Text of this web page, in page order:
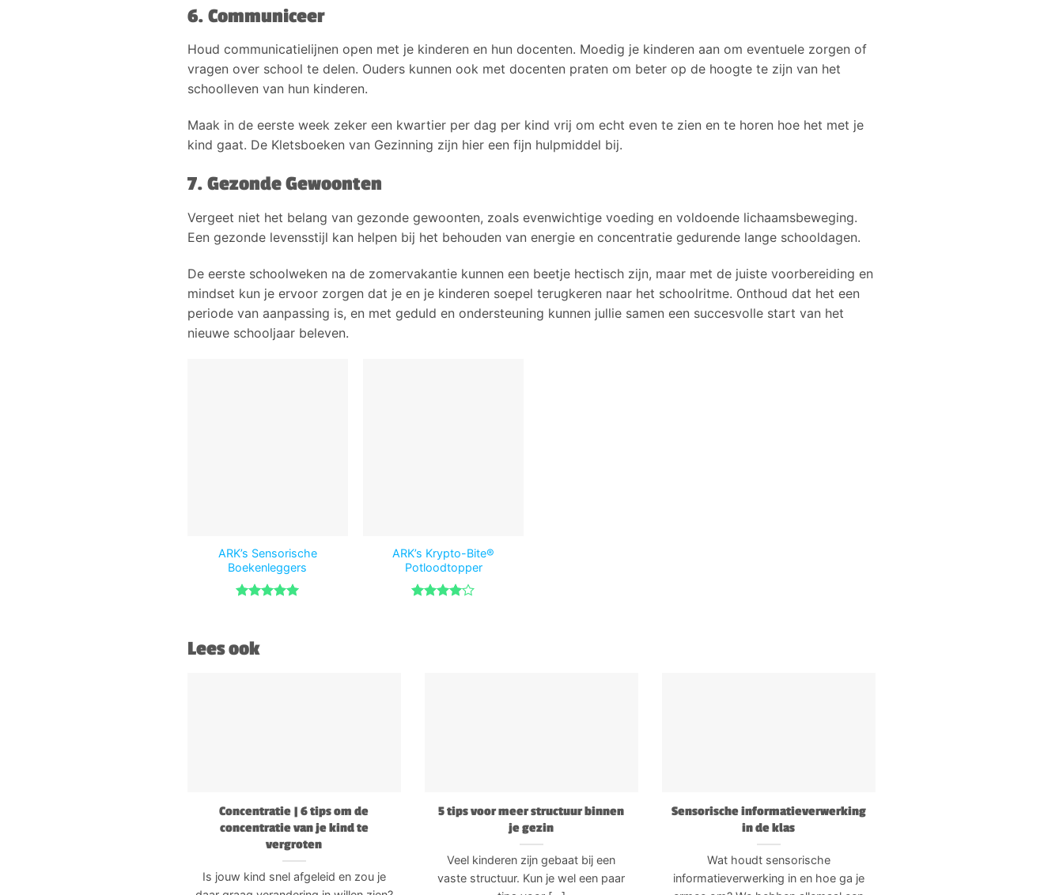
6. Communiceer
Houd communicatielijnen open met je kinderen en hun docenten. Moedig je kinderen aan om eventuele zorgen of
vragen over school te delen. Ouders kunnen ook met docenten praten om beter op de hoogte te zijn van het
schoolleven van hun kinderen.
Maak in de eerste week zeker een kwartier per dag per kind vrij om echt even te zien en te horen hoe het met je
kind gaat. De Kletsboeken van Gezinning zijn hier een fijn hulpmiddel bij.
7. Gezonde Gewoonten
Vergeet niet het belang van gezonde gewoonten, zoals evenwichtige voeding en voldoende lichaamsbeweging.
Een gezonde levensstijl kan helpen bij het behouden van energie en concentratie gedurende lange schooldagen.
De eerste schoolweken na de zomervakantie kunnen een beetje hectisch zijn, maar met de juiste voorbereiding en
mindset kun je ervoor zorgen dat je en je kinderen soepel terugkeren naar het schoolritme. Onthoud dat het een
periode van aanpassing is, en met geduld en ondersteuning kunnen jullie samen een succesvolle start van het
nieuwe schooljaar beleven.
ARK’s Sensorische
Boekenleggers
ARK’s Krypto-Bite®
Potloodtopper
Lees ook
Concentratie | 6 tips om de
concentratie van je kind te
vergroten
Is jouw kind snel afgeleid en zou je
5 tips voor meer structuur binnen
je gezin
Veel kinderen zijn gebaat bij een
vaste structuur. Kun je wel een paar
Sensorische informatieverwerking
in de klas
Wat houdt sensorische
informatieverwerking in en hoe ga je